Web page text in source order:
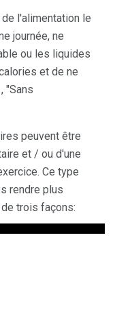
l'alimentation le
journée, ne
ou les liquides
et de ne
"Sans
peuvent être
et / ou d'une
Ce type
rendre plus
trois façons: